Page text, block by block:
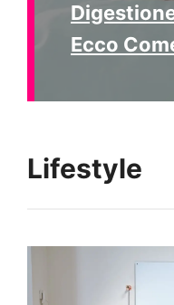
Ecco
Lifestyle